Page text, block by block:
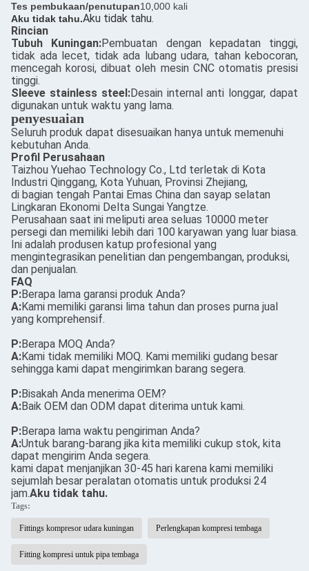
Tes pembukaan/penutupan10,000 kali
Aku tidak tahu.Aku tidak tahu.
Rincian
Tubuh Kuningan:Pembuatan dengan kepadatan tinggi,
tidak ada lecet, tidak ada lubang udara, tahan kebocoran,
mencegah korosi, dibuat oleh mesin CNC otomatis presisi
tinggi.
Sleeve stainless steel:Desain internal anti longgar, dapat
digunakan untuk waktu yang lama.
penyesuaian
Seluruh produk dapat disesuaikan hanya untuk memenuhi
kebutuhan Anda.
Profil Perusahaan
Taizhou Yuehao Technology Co., Ltd terletak di Kota
Industri Qinggang, Kota Yuhuan, Provinsi Zhejiang,
di bagian tengah Pantai Emas China dan sayap selatan
Lingkaran Ekonomi Delta Sungai Yangtze.
Perusahaan saat ini meliputi area seluas 10000 meter
persegi dan memiliki lebih dari 100 karyawan yang luar biasa.
Ini adalah produsen katup profesional yang
mengintegrasikan penelitian dan pengembangan, produksi,
dan penjualan.
FAQ
P:Berapa lama garansi produk Anda?
A:Kami memiliki garansi lima tahun dan proses purna jual
yang komprehensif.
P:Berapa MOQ Anda?
A:Kami tidak memiliki MOQ. Kami memiliki gudang besar
sehingga kami dapat mengirimkan barang segera.
P:Bisakah Anda menerima OEM?
A:Baik OEM dan ODM dapat diterima untuk kami.
P:Berapa lama waktu pengiriman Anda?
A:Untuk barang-barang jika kita memiliki cukup stok, kita
dapat mengirim Anda segera.
kami dapat menjanjikan 30-45 hari karena kami memiliki
sejumlah besar peralatan otomatis untuk produksi 24
jam.Aku tidak tahu.
Tags:
Fittings kompresor udara kuningan Perlengkapan kompresi tembaga
Fitting kompresi untuk pipa tembaga